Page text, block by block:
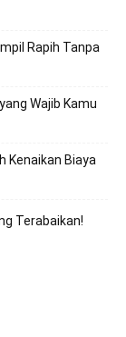
Rapih Tanpa
Wajib Kamu
Kenaikan Biaya
Terabaikan!